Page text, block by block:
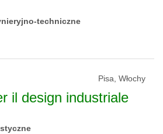
techniczne
Pisa, Włochy
il design industriale